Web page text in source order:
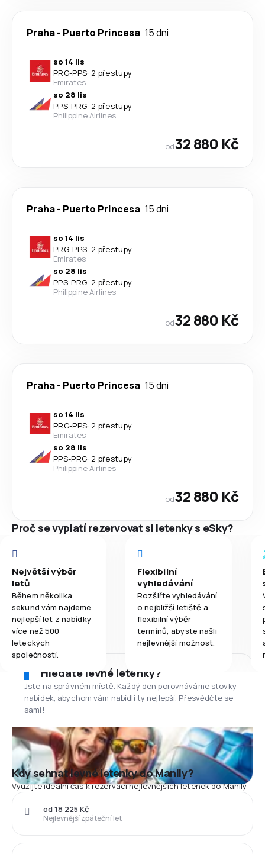
Praha- Puerto Princesa 15 dni
so 14 lis
PRG-PPS· 2 přestupy
Emirates
so 28 lis
PPS-PRG· 2 přestupy
Philippine Airlines
od32 880 Kč
Praha- Puerto Princesa 15 dni
so 14 lis
PRG-PPS· 2 přestupy
Emirates
so 28 lis
PPS-PRG· 2 přestupy
Philippine Airlines
od32 880 Kč
Praha- Puerto Princesa 15 dni
so 14 lis
PRG-PPS· 2 přestupy
Emirates
so 28 lis
PPS-PRG· 2 přestupy
Philippine Airlines
od32 880 Kč
Proč se vyplatí rezervovat si letenky s eSky?
Největší výběr
letů
Během několika
sekund vám najdeme
nejlepší let z nabídky
více než 500
leteckých
společností.
Flexibilní
vyhledávání
Rozšiřte vyhledávání
o nejbližší letiště a
flexibilní výběr
termínů, abyste našli
nejlevnější možnost.
Hledáte levné letenky?
Jste na správném místě. Každý den porovnáváme stovky
nabídek, abychom vám nabídli ty nejlepší. Přesvědčte se
sami!
Kdy sehnat levné letenky do Manily?
Využijte ideální čas k rezervaci nejlevnějších letenek do Manily
Nejlevnější zpáteční let
od 18 225 Kč